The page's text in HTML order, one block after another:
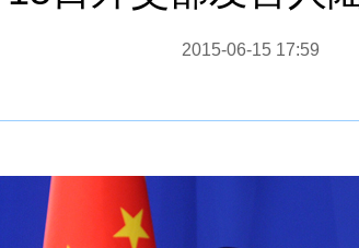
2015-06-15 17:59